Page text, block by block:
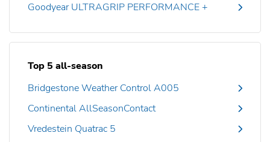
Goodyear ULTRAGRIP PERFORMANCE +
Top 5 all-season
Bridgestone Weather Control A005
Continental AllSeasonContact
Vredestein Quatrac 5